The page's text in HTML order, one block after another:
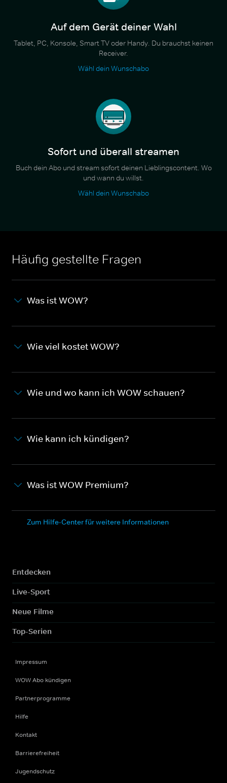
Auf dem Gerät deiner Wahl
Tablet, PC, Konsole, Smart TV oder Handy. Du brauchst keinen
Receiver.
Wähl dein Wunschabo
Sofort und überall streamen
Buch dein Abo und stream sofort deinen Lieblingscontent. Wo
und wann du willst.
Wähl dein Wunschabo
Häufig gestellte Fragen
Was ist WOW?
Wie viel kostet WOW?
Wie und wo kann ich WOW schauen?
Wie kann ich kündigen?
Was ist WOW Premium?
Zum Hilfe-Center für weitere Informationen
Entdecken
Live-Sport
Neue Filme
Top-Serien
Impressum
WOW Abo kündigen
Partnerprogramme
Hilfe
Kontakt
Barrierefreiheit
Jugendschutz